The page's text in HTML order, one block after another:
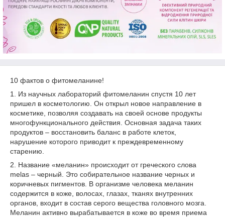
10 фактов о фитомеланине!
1. Из научных лабораторий фитомеланин спустя 10 лет
пришел в косметологию. Он открыл новое направление в
косметике, позволяя создавать на своей основе продукты
многофункционального действия. Основная задача таких
продуктов – восстановить баланс в работе клеток,
нарушение которого приводит к преждевременному
старению.
2. Название «меланин» происходит от греческого слова
melas – черный. Это собирательное название черных и
коричневых пигментов. В организме человека меланин
содержится в коже, волосах, глазах, тканях внутренних
органов, входит в состав серого вещества головного мозга.
Меланин активно вырабатывается в коже во время приема